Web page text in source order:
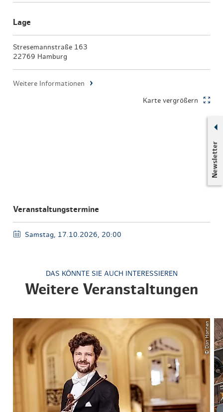
Newsletter
Lage
Stresemannstraße 163
22769 Hamburg
Weitere Informationen
Karte vergrößern
Veranstaltungstermine
Samstag, 17.10.2026, 20:00
DAS KÖNNTE SIE AUCH INTERESSIEREN
Weitere Veranstaltungen
© Dan Hannen